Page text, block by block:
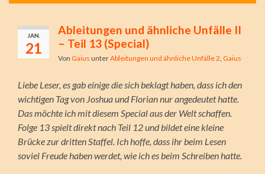
JAN.
21
Ableitungen und ähnliche Unfälle II
– Teil 13 (Special)
Von Gaius unterAbleitungen und ähnliche Unfälle 2 Gaius
Liebe Leser, es gab einige die sich beklagt haben, dass ich den
wichtigen Tag von Joshua und Florian nur angedeutet hatte.
Das möchte ich mit diesem Special aus der Welt schaffen.
Folge 13 spielt direkt nach Teil 12 und bildet eine kleine
Brücke zur dritten Staffel. Ich hoffe, dass ihr beim Lesen
soviel Freude haben werdet, wie ich es beim Schreiben hatte.